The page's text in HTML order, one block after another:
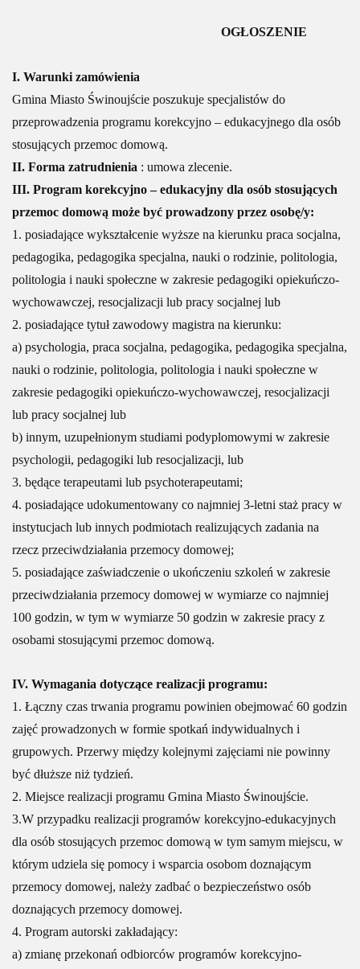
OGŁOSZENIE
I. Warunki zamówienia
Gmina Miasto Świnoujście poszukuje specjalistów do
przeprowadzenia programu korekcyjno – edukacyjnego dla osób
stosujących przemoc domową.
II. Forma zatrudnienia : umowa zlecenie.
III. Program korekcyjno – edukacyjny dla osób stosujących
przemoc domową może być prowadzony przez osobę/y:
1. posiadające wykształcenie wyższe na kierunku praca socjalna,
pedagogika, pedagogika specjalna, nauki o rodzinie, politologia,
politologia i nauki społeczne w zakresie pedagogiki opiekuńczo-
wychowawczej, resocjalizacji lub pracy socjalnej lub
2. posiadające tytuł zawodowy magistra na kierunku:
a) psychologia, praca socjalna, pedagogika, pedagogika specjalna,
nauki o rodzinie, politologia, politologia i nauki społeczne w
zakresie pedagogiki opiekuńczo-wychowawczej, resocjalizacji
lub pracy socjalnej lub
b) innym, uzupełnionym studiami podyplomowymi w zakresie
psychologii, pedagogiki lub resocjalizacji, lub
3. będące terapeutami lub psychoterapeutami;
4. posiadające udokumentowany co najmniej 3-letni staż pracy w
instytucjach lub innych podmiotach realizujących zadania na
rzecz przeciwdziałania przemocy domowej;
5. posiadające zaświadczenie o ukończeniu szkoleń w zakresie
przeciwdziałania przemocy domowej w wymiarze co najmniej
100 godzin, w tym w wymiarze 50 godzin w zakresie pracy z
osobami stosującymi przemoc domową.
IV. Wymagania dotyczące realizacji programu:
1. Łączny czas trwania programu powinien obejmować 60 godzin
zajęć prowadzonych w formie spotkań indywidualnych i
grupowych. Przerwy między kolejnymi zajęciami nie powinny
być dłuższe niż tydzień.
2. Miejsce realizacji programu Gmina Miasto Świnoujście.
3.W przypadku realizacji programów korekcyjno-edukacyjnych
dla osób stosujących przemoc domową w tym samym miejscu, w
którym udziela się pomocy i wsparcia osobom doznającym
przemocy domowej, należy zadbać o bezpieczeństwo osób
doznających przemocy domowej.
4. Program autorski zakładający:
a) zmianę przekonań odbiorców programów korekcyjno-